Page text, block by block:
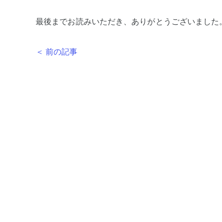
最後までお読みいただき、ありがとうございました。
＜ 前の記事